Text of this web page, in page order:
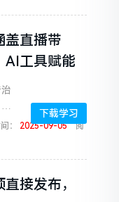
盖直播带
AI工具赋能
从
流
： 2025-09-05阅
下载学习
接发布，